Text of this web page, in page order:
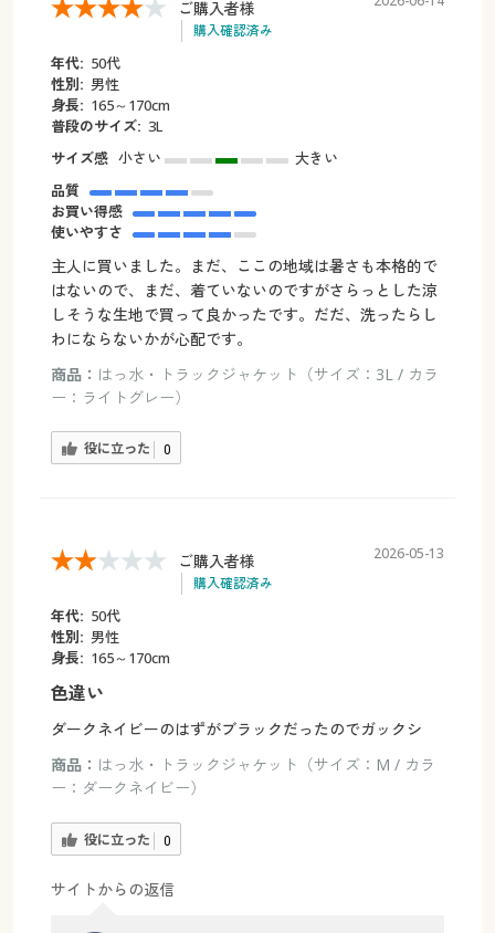
ご購入者様
購入確認済み
年代: 50代
性別: 男性
身長: 165～170cm
普段のサイズ: 3L
サイズ感 小さい
大きい
品質
お買い得感
使いやすさ
主人に買いました。まだ、ここの地域は暑さも本格的で
はないので、まだ、着ていないのですがさらっとした涼
しそうな生地で買って良かったです。だだ、洗ったらし
わにならないかが心配です。
商品： はっ水・トラックジャケット（サイズ：3L / カラ
ー：ライトグレー）
役に立った 0
ご購入者様
購入確認済み
2026-05-13
年代: 50代
性別: 男性
身長: 165～170cm
色違い
ダークネイビーのはずがブラックだったのでガックシ
商品： はっ水・トラックジャケット（サイズ：M / カラ
ー：ダークネイビー）
役に立った 0
サイトからの返信